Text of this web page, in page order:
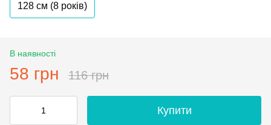
128 см (8 років)
В наявності
58 грн 116 грн
Купити